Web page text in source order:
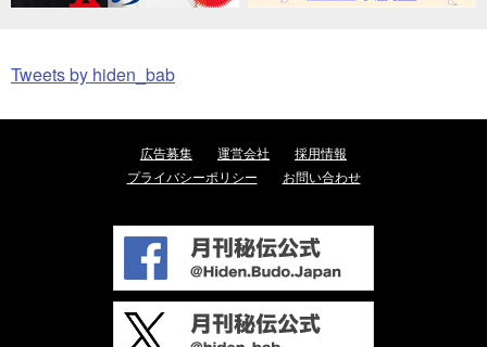
Tweets by hiden_bab
広告募集 運営会社
採用情報
プライバシーポリシー
お問い合わせ